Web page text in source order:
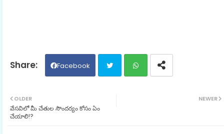
Facebook
NEWER
OLDER
వేసవిలో మీ చేతుల సౌందర్యం కోసం ఏం
చేయాలి!?